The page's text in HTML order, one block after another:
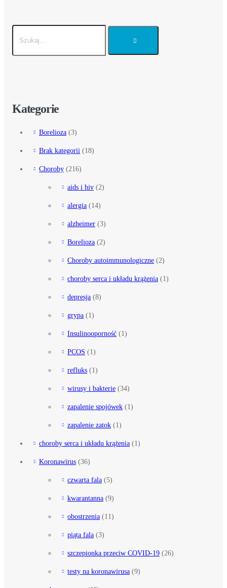
Kategorie
Borelioza (3)
Brak kategorii (18)
Choroby (216)
aids i hiv (2)
alergia (14)
alzheimer (3)
Borelioza (2)
Choroby autoimmunologiczne (2)
choroby serca i układu krążenia (1)
depresja (8)
grypa (1)
Insulinooporność (1)
PCOS (1)
refluks (1)
wirusy i bakterie (34)
zapalenie spojówek (1)
zapalenie zatok (1)
choroby serca i układu krążenia (1)
Koronawirus (36)
czwarta fala (5)
kwarantanna (9)
obostrzenia (11)
piąta fala (3)
szczepionka przeciw COVID-19 (26)
testy na koronawirusa (9)